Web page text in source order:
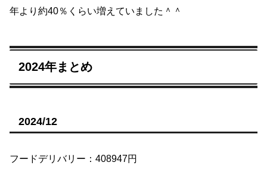
年より約40％くらい増えていました＾＾
2024年まとめ
2024/12
フードデリバリー：408947円